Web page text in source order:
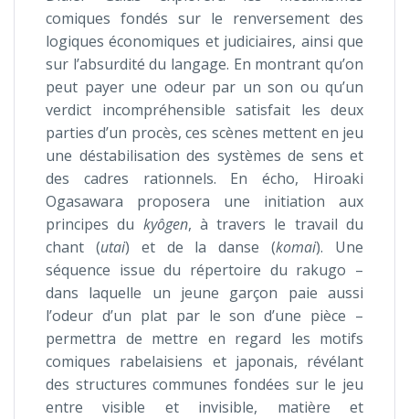
comiques fondés sur le renversement des
logiques économiques et judiciaires, ainsi que
sur l’absurdité du langage. En montrant qu’on
peut payer une odeur par un son ou qu’un
verdict incompréhensible satisfait les deux
parties d’un procès, ces scènes mettent en jeu
une déstabilisation des systèmes de sens et
des cadres rationnels. En écho, Hiroaki
Ogasawara proposera une initiation aux
principes du kyôgen, à travers le travail du
chant (utai) et de la danse (komai). Une
séquence issue du répertoire du rakugo –
dans laquelle un jeune garçon paie aussi
l’odeur d’un plat par le son d’une pièce –
permettra de mettre en regard les motifs
comiques rabelaisiens et japonais, révélant
des structures communes fondées sur le jeu
entre visible et invisible, matière et